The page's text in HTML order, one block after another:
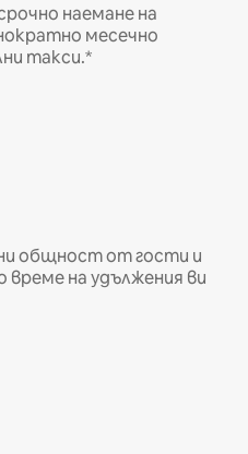
наемане на
месечно
такси.*
общност от гости и
на удължения ви